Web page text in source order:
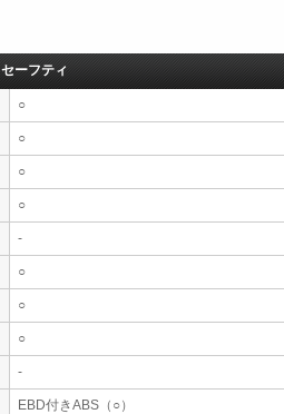
セーフティ
○
○
○
○
-
○
○
○
-
EBD付きABS（○）